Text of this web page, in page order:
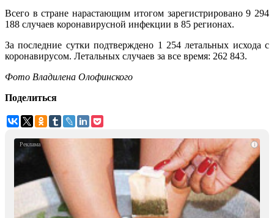
Всего в стране нарастающим итогом зарегистрировано 9 294
188 случаев коронавирусной инфекции в 85 регионах.
За последние сутки подтверждено 1 254 летальных исхода с
коронавирусом. Летальных случаев за все время: 262 843.
Фото Владилена Олофинского
Поделиться
i